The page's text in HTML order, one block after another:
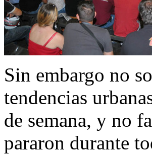
Sin embargo no
tendencias
de semana, y no
pararon durante